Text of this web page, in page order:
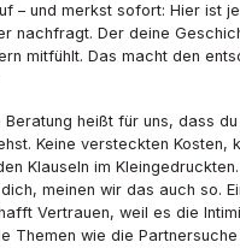
– und merkst sofort: Hier ist
nachfragt. Der deine
mitfühlt. Das macht den
Beratung heißt für uns, dass
Keine versteckten Kosten,
Klauseln im
meinen wir das auch so.
Vertrauen, weil es die
Themen wie die